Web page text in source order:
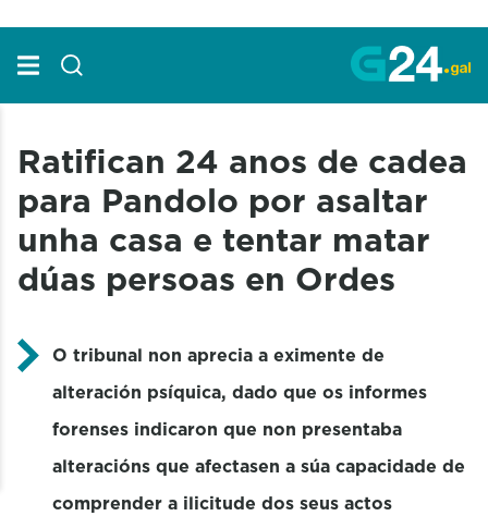
Ratifican 24 anos de cadea
para Pandolo por asaltar
unha casa e tentar matar
dúas persoas en Ordes
O tribunal non aprecia a eximente de
alteración psíquica, dado que os informes
forenses indicaron que non presentaba
alteracións que afectasen a súa capacidade de
comprender a ilicitude dos seus actos